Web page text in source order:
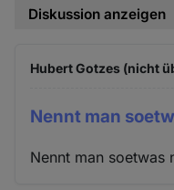
Diskussion anzeigen
Hubert Gotzes (nicht
Nennt man
Nennt man soetwas